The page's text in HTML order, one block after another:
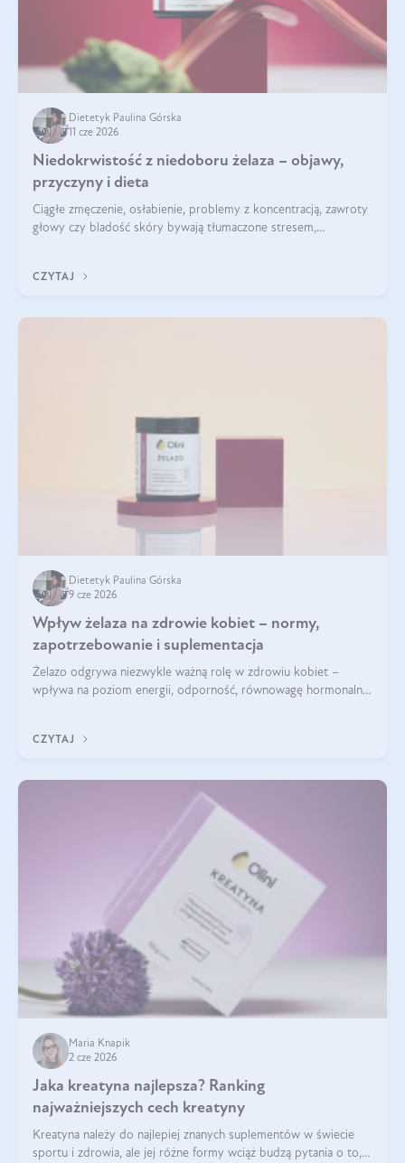
Dietetyk Paulina Górska
11 cze 2026
Niedokrwistość z niedoboru żelaza – objawy,
przyczyny i dieta
Ciągłe zmęczenie, osłabienie, problemy z koncentracją, zawroty
głowy czy bladość skóry bywają tłumaczone stresem,
CZYTAJ
Dietetyk Paulina Górska
9 cze 2026
Wpływ żelaza na zdrowie kobiet – normy,
zapotrzebowanie i suplementacja
Żelazo odgrywa niezwykle ważną rolę w zdrowiu kobiet –
wpływa na poziom energii, odporność, równowagę hormonalną
zawrotów głowy czy problemów z
CZYTAJ
Maria Knapik
2 cze 2026
Jaka kreatyna najlepsza? Ranking
najważniejszych cech kreatyny
Kreatyna należy do najlepiej znanych suplementów w świecie
sportu i zdrowia, ale jej różne formy wciąż budzą pytania o to,